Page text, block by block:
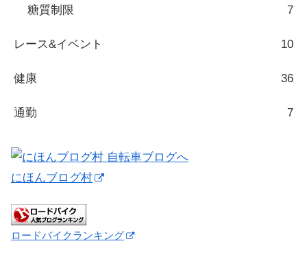
糖質制限 7
レース&イベント 10
健康 36
通勤 7
にほんブログ村
ロードバイクランキング